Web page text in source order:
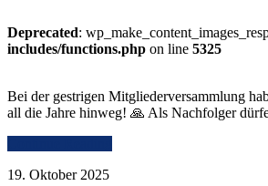
Deprecated:
includes/functions.php on line 5325
Bei der gestrigen Mitgliederversammlung
all die Jahre hinweg! 🙏 Als Nachfolger
19. Oktober 2025